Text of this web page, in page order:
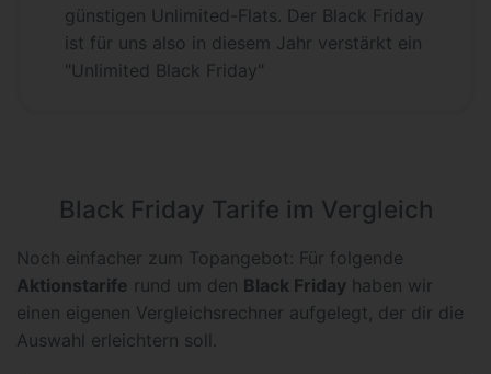
günstigen Unlimited-Flats. Der Black Friday
ist für uns also in diesem Jahr verstärkt ein
"Unlimited Black Friday"
Black Friday Tarife im Vergleich
Noch einfacher zum Topangebot: Für folgende
Aktionstarife rund um den Black Friday haben wir
einen eigenen Vergleichsrechner aufgelegt, der dir die
Auswahl erleichtern soll.